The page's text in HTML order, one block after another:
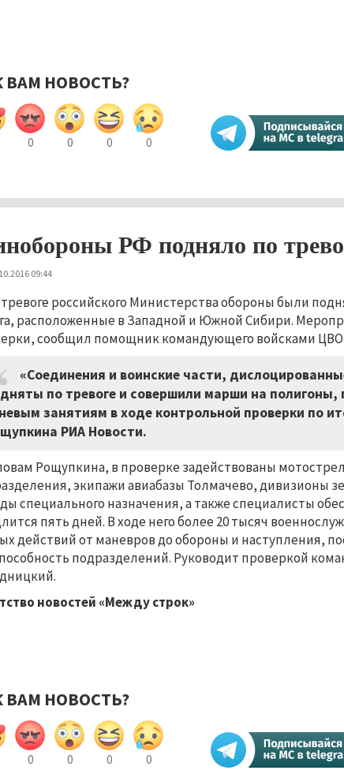
ВАМ НОВОСТЬ?
0 0 0 0
РФ подняло по
09:44
российского Министерства обороны были
расположенные в Западной и Южной Сибири.
сообщил помощник командующего войсками
«Соединения и воинские части,
по тревоге и совершили марши на полигоны,
занятиям в ходе контрольной проверки по
РИА Новости.
Рощупкина, в проверке задействованы
экипажи авиабазы Толмачево, дивизионы
специального назначения, а также специалисты
пять дней. В ходе него более 20 тысяч
действий от маневров до обороны и наступления,
подразделений. Руководит проверкой
новостей «Между строк»
ВАМ НОВОСТЬ?
0 0 0 0